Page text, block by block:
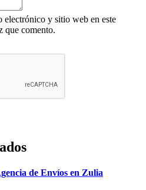
electrónico y sitio web en este
que comento.
de Envíos en Zulia